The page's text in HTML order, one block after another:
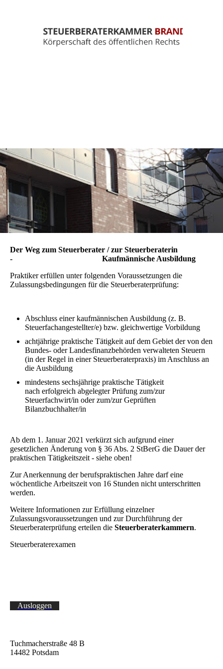
Der Weg zum Steuerberater / zur Steuerberaterin
- Kaufmännische Ausbildung
Praktiker erfüllen unter folgenden Voraussetzungen die
Zulassungsbedingungen für die Steuerberaterprüfung:
Abschluss einer kaufmännischen Ausbildung (z. B.
Steuerfachangestellter/e) bzw. gleichwertige Vorbildung
achtjährige praktische Tätigkeit auf dem Gebiet der von den
Bundes- oder Landesfinanzbehörden verwalteten Steuern
(in der Regel in einer Steuerberaterpraxis) im Anschluss an
die Ausbildung
mindestens sechsjährige praktische Tätigkeit
nach erfolgreich abgelegter Prüfung zum/zur
Steuerfachwirt/in oder zum/zur Geprüften
Bilanzbuchhalter/in
Ab dem 1. Januar 2021 verkürzt sich aufgrund einer
gesetzlichen Änderung von § 36 Abs. 2 StBerG die Dauer der
praktischen Tätigkeitszeit - siehe oben!
Zur Anerkennung der berufspraktischen Jahre darf eine
wöchentliche Arbeitszeit von 16 Stunden nicht unterschritten
werden.
Weitere Informationen zur Erfüllung einzelner
Zulassungsvoraussetzungen und zur Durchführung der
Steuerberaterprüfung erteilen die Steuerberaterkammern.
Steuerberaterexamen
Ausloggen
Tuchmacherstraße 48 B
14482 Potsdam